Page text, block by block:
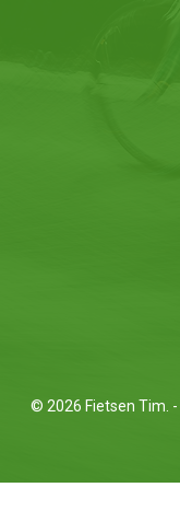
© 2026 Fietsen Tim. -